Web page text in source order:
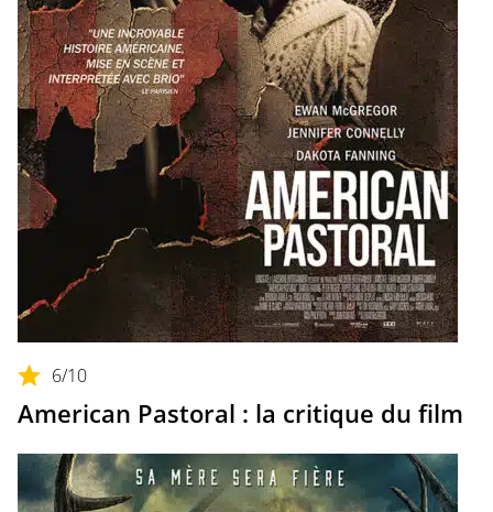
6/10
American Pastoral : la critique du film